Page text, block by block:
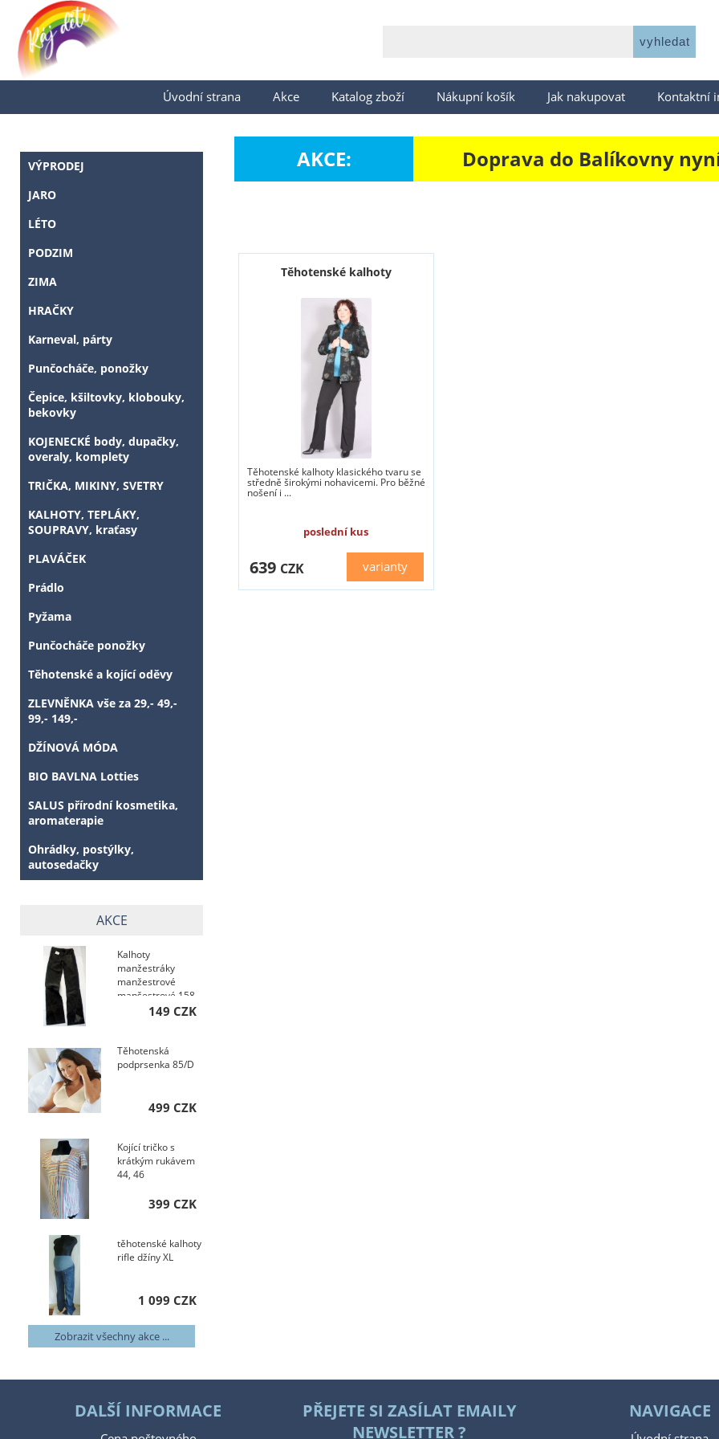
Úvodní strana Akce Katalog zboží Nákupní košík Jak nakupovat Kontaktní
AKCE: Doprava do Balíkovny
Těhotenské kalhoty
Těhotenské kalhoty klasického tvaru se
středně širokými nohavicemi. Pro běžné
nošení i ...
poslední kus
varianty
639 CZK
VÝPRODEJ
JARO
LÉTO
PODZIM
ZIMA
HRAČKY
Karneval, párty
Punčocháče, ponožky
Čepice, kšiltovky, klobouky,
bekovky
KOJENECKÉ body, dupačky,
overaly, komplety
TRIČKA, MIKINY, SVETRY
KALHOTY, TEPLÁKY,
SOUPRAVY, kraťasy
PLAVÁČEK
Prádlo
Pyžama
Punčocháče ponožky
Těhotenské a kojící oděvy
ZLEVNĚNKA vše za 29,- 49,-
99,- 149,-
DŽÍNOVÁ MÓDA
BIO BAVLNA Lotties
SALUS přírodní kosmetika,
aromaterapie
Ohrádky, postýlky,
autosedačky
AKCE
Kalhoty
manžestráky
manžestrové
manšestrové 158
149 CZK
Těhotenská
podprsenka 85/D
499 CZK
Kojící tričko s
krátkým rukávem
44, 46
399 CZK
těhotenské kalhoty
rifle džíny XL
1 099 CZK
Zobrazit všechny akce ...
DALŠÍ INFORMACE
PŘEJETE SI ZASÍLAT EMAILY
NEWSLETTER ?
NAVIGACE